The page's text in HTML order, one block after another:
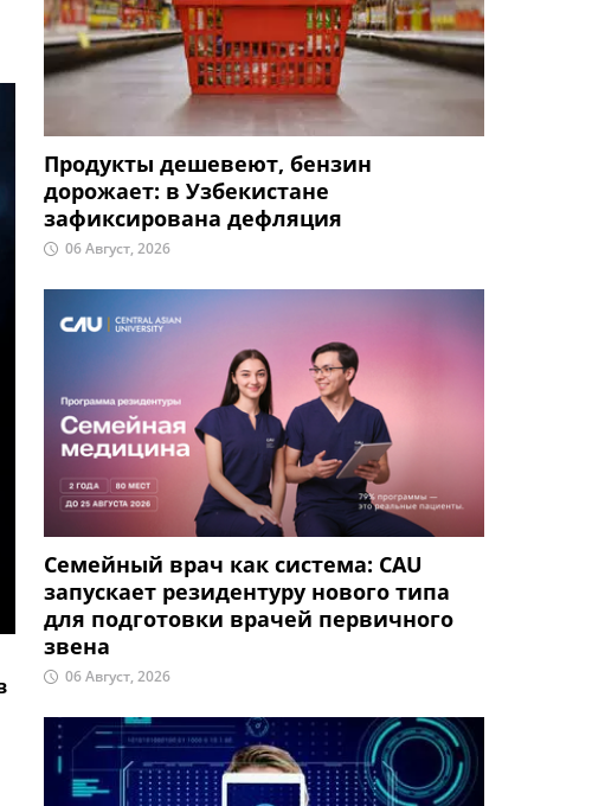
Продукты дешевеют, бензин
дорожает: в Узбекистане
зафиксирована дефляция
06 Август, 2026
Семейный врач как система: CAU
запускает резидентуру нового типа
для подготовки врачей первичного
звена
06 Август, 2026